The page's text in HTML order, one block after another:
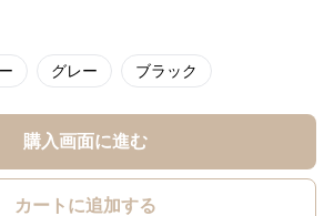
グレー ブラック
購入画面に進む
カートに追加する